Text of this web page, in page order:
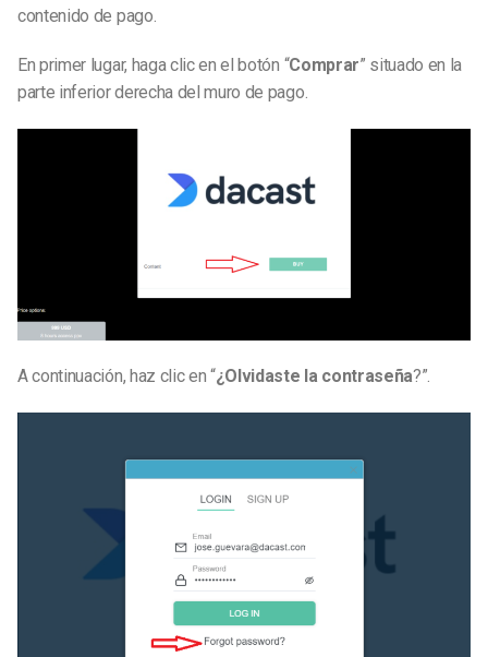
contenido de pago.
En primer lugar, haga clic en el botón “Comprar” situado en la
parte inferior derecha del muro de pago.
A continuación, haz clic en “¿Olvidaste la contraseña?”.